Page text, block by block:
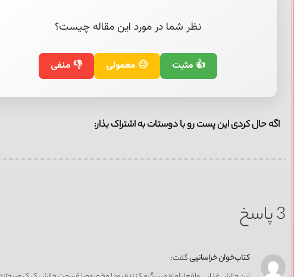
نظر شما در مورد این مقاله چیست؟
👍 مثبت 😐 معمولی 👎 منفی
اگه حال کردی این پست رو با دوستات به اشتراک بذار:
3 پاسخ
کتاب‌خوان خراسانییگفت: